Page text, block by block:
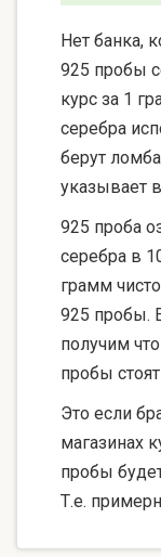
Нет банка,
925 пробы
курс за 1
серебра
берут
указывает
925 проба
серебра в
грамм
925 пробы.
получим
пробы стоят
Это если
магазинах
пробы
Т.е.